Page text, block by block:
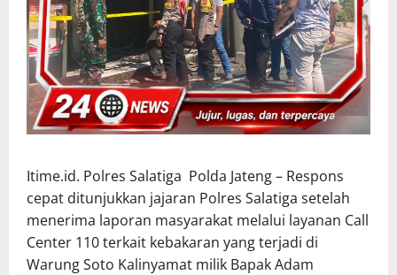
Itime.id. Polres Salatiga Polda Jateng – Respons
cepat ditunjukkan jajaran Polres Salatiga setelah
menerima laporan masyarakat melalui layanan Call
Center 110 terkait kebakaran yang terjadi di
Warung Soto Kalinyamat milik Bapak Adam